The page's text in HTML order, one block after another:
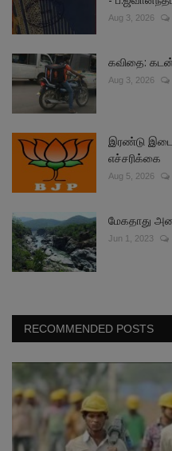
Aug 3, 2026
கவிதை:
Aug 3, 2026
இரண்டு
எச்சரிக்கை
Aug 5, 2026
மேகதாது
Jun 1, 2023
RECOMMENDED POSTS